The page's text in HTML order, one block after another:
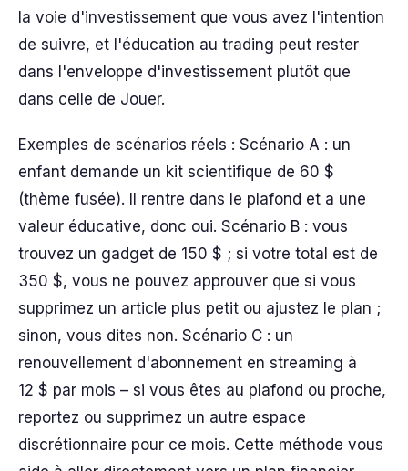
la voie d'investissement que vous avez l'intention
de suivre, et l'éducation au trading peut rester
dans l'enveloppe d'investissement plutôt que
dans celle de Jouer.
Exemples de scénarios réels : Scénario A : un
enfant demande un kit scientifique de 60 $
(thème fusée). Il rentre dans le plafond et a une
valeur éducative, donc oui. Scénario B : vous
trouvez un gadget de 150 $ ; si votre total est de
350 $, vous ne pouvez approuver que si vous
supprimez un article plus petit ou ajustez le plan ;
sinon, vous dites non. Scénario C : un
renouvellement d'abonnement en streaming à
12 $ par mois – si vous êtes au plafond ou proche,
reportez ou supprimez un autre espace
discrétionnaire pour ce mois. Cette méthode vous